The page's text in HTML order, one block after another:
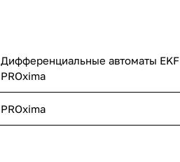
Дифференциальные автоматы EKF
PROxima
PROxima